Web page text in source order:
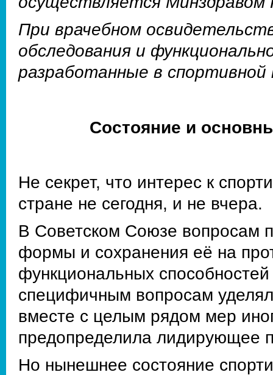
При врачебном
обследования и
разработанные в
Состояние и
Не секрет, что интерес к
стране не сегодня, и не вчера.
В Советском Союзе вопросам
формы и сохранения её на
функциональных
специфичным вопросам
вместе с целым рядом мер
предопределила лидирующее
Но нынешнее состояние